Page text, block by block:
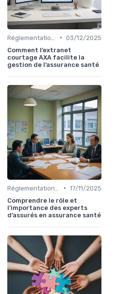
• 03/12/2025
Comment l’extranet
courtage AXA facilite la
gestion de l’assurance santé
• 17/11/2025
Comprendre le rôle et
l’importance des experts
d’assurés en assurance santé